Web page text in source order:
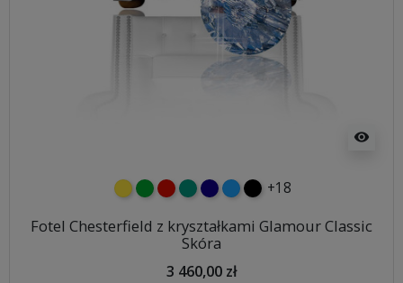
visibility
żółtyzielonyczerwony
turkusowy
granatowy
niebieski
czarny
+18
Fotel Chesterfield z kryształkami Glamour Classic
Skóra
3 460,00 zł